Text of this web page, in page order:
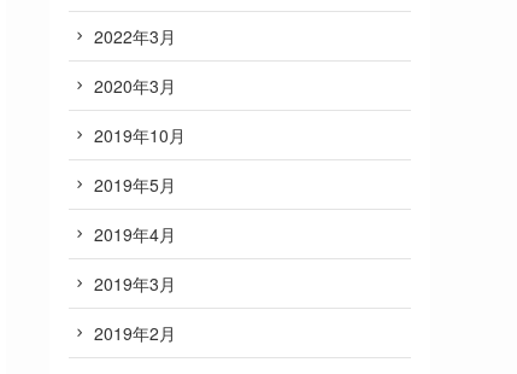
2022年3月
2020年3月
2019年10月
2019年5月
2019年4月
2019年3月
2019年2月